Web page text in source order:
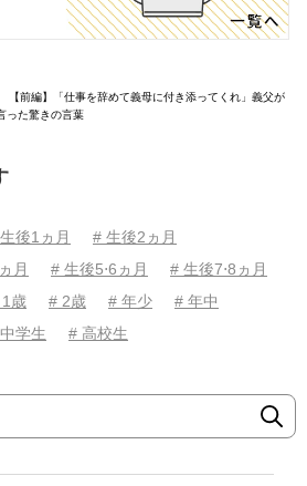
った驚きの言葉
後1ヵ月
# 生後2ヵ月
月 # 生後5⋅6ヵ月
# 生後7⋅8ヵ月
歳 # 2歳 # 年少
# 年中
学生 # 高校生